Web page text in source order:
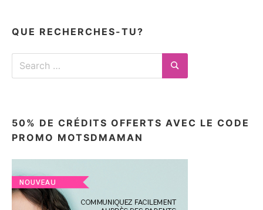
QUE RECHERCHES-TU?
Search
Search
50% DE CRÉDITS OFFERTS AVEC LE CODE
PROMO MOTSDMAMAN